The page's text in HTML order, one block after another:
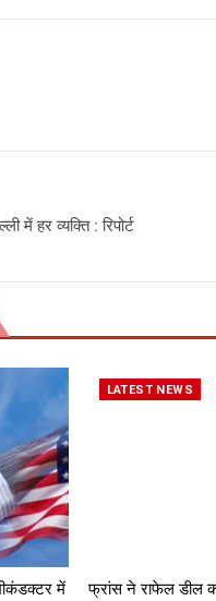
में हर व्यक्ति : रिपोर्ट
में
LATEST NEWS
फ्रांस ने राफेल डील